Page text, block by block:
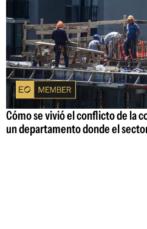
Cómo se vivió el conflicto de la
un departamento donde el